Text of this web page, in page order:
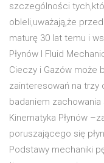
szczególności
obleli,uważają,że
maturę 30 lat temu i
Płynów I Fluid
Cieczy i Gazów może
zainteresowań na trzy
badaniem
Kinematyka Płynów
poruszającego się
Podstawy mechaniki